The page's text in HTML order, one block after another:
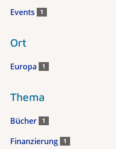
Events 1
Ort
Europa 1
Thema
Bücher 1
Finanzierung 1